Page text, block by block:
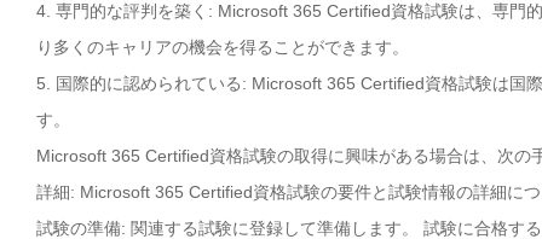
4. 専門的な評判を築く: Microsoft 365 Certified資格試験は、専門
り多くのキャリアの機会を得ることができます。
5. 国際的に認められている: Microsoft 365 Certified資格試験は国
す。
Microsoft 365 Certified資格試験の取得に興味がある場合は、次の
詳細: Microsoft 365 Certified資格試験の要件と試験情報の詳細に
試験の準備: 関連する試験に登録して準備します。 試験に合格す